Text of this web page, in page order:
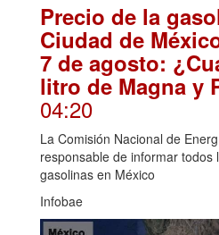
Precio de la
Ciudad de
7 de agosto:
litro de Magna y
04:20
La Comisión Nacional de
responsable de informar
gasolinas en México
Infobae